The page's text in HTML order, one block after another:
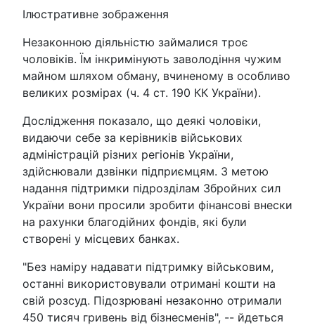
Ілюстративне зображення
Незаконною діяльністю займалися троє
чоловіків. Їм інкримінують заволодіння чужим
майном шляхом обману, вчиненому в особливо
великих розмірах (ч. 4 ст. 190 КК України).
Дослідження показало, що деякі чоловіки,
видаючи себе за керівників військових
адміністрацій різних регіонів України,
здійснювали дзвінки підприємцям. З метою
надання підтримки підрозділам Збройних сил
України вони просили зробити фінансові внески
на рахунки благодійних фондів, які були
створені у місцевих банках.
"Без наміру надавати підтримку військовим,
останні використовували отримані кошти на
свій розсуд. Підозрювані незаконно отримали
450 тисяч гривень від бізнесменів", -- йдеться